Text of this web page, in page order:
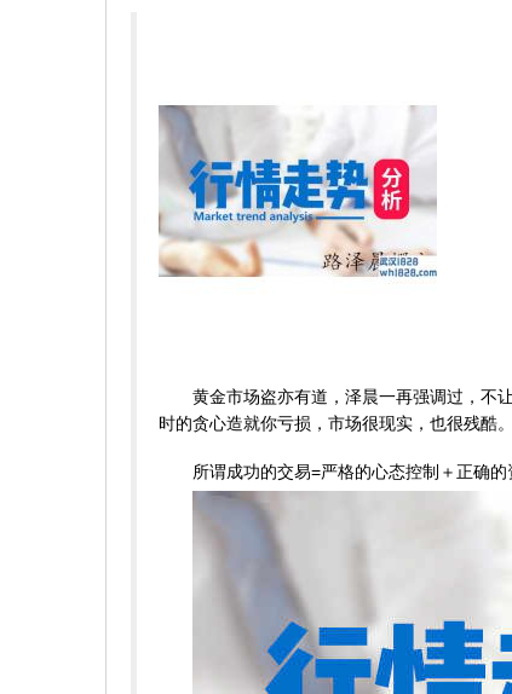
黄金市场盗亦有道，泽晨一再强调过，不让
时的贪心造就你亏损，市场很现实，也很残酷
所谓成功的交易=严格的心态控制＋正确的